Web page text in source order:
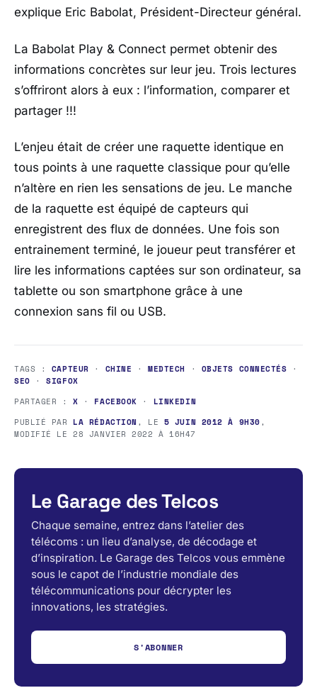
explique Eric Babolat, Président-Directeur général.
La Babolat Play & Connect permet obtenir des
informations concrètes sur leur jeu. Trois lectures
s’offriront alors à eux : l’information, comparer et
partager !!!
L’enjeu était de créer une raquette identique en
tous points à une raquette classique pour qu’elle
n’altère en rien les sensations de jeu. Le manche
de la raquette est équipé de capteurs qui
enregistrent des flux de données. Une fois son
entrainement terminé, le joueur peut transférer et
lire les informations captées sur son ordinateur, sa
tablette ou son smartphone grâce à une
connexion sans fil ou USB.
TAGS : CAPTEUR · CHINE ·MEDTECH · OBJETS CONNECTÉS ·
SEO ·SIGFOX
PARTAGER :X · FACEBOOK · LINKEDIN
PUBLIÉ PAR LA RÉDACTION , LE 5 JUIN 2012 À 9H30,
MODIFIÉ LE28 JANVIER 2022 À 16H47
Le Garage des Telcos
Chaque semaine, entrez dans l’atelier des
télécoms : un lieu d’analyse, de décodage et
d’inspiration. Le Garage des Telcos vous emmène
sous le capot de l’industrie mondiale des
télécommunications pour décrypter les
innovations, les stratégies.
S'ABONNER